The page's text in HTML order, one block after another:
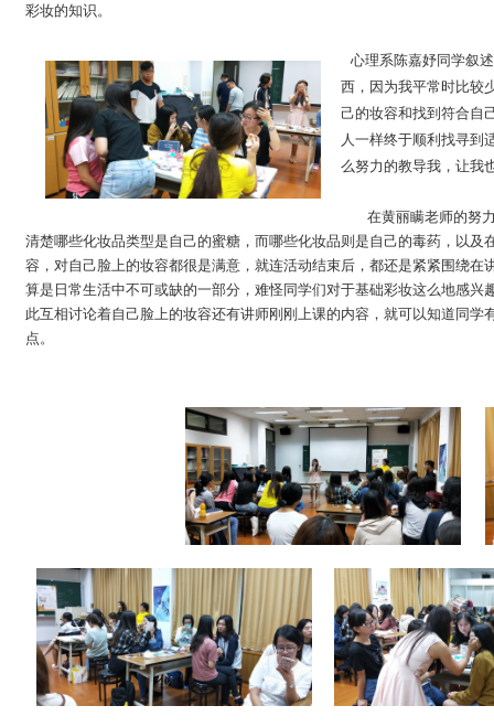
彩妆的知识。
心理系陈嘉妤同学叙
西，因为我平常时比较
己的妆容和找到符合自
人一样终于顺利找寻到
么努力的教导我，让我
在黄丽瞒老师的努力
清楚哪些化妆品类型是自己的蜜糖，而哪些化妆品则是自己的毒药，以
容，对自己脸上的妆容都很是满意，就连活动结束后，都还是紧紧围绕
算是日常生活中不可或缺的一部分，难怪同学们对于基础彩妆这么地感
此互相讨论着自己脸上的妆容还有讲师刚刚上课的内容，就可以知道同
点。